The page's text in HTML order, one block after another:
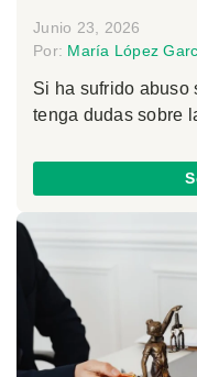
Junio 23, 2026
Por: María López
Si ha sufrido abuso
tenga dudas sobre